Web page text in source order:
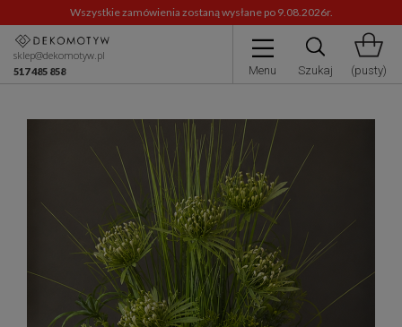
Wszystkie zamówienia zostaną wysłane po 9.08.2026r.
Menu Szukaj (pusty)
sklep@dekomotyw.pl
517 485 858